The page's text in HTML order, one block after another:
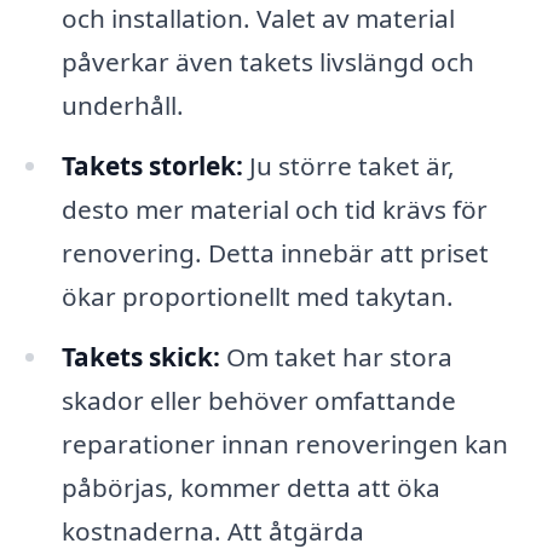
och installation. Valet av material
påverkar även takets livslängd och
underhåll.
Takets storlek: Ju större taket är,
desto mer material och tid krävs för
renovering. Detta innebär att priset
ökar proportionellt med takytan.
Takets skick: Om taket har stora
skador eller behöver omfattande
reparationer innan renoveringen kan
påbörjas, kommer detta att öka
kostnaderna. Att åtgärda